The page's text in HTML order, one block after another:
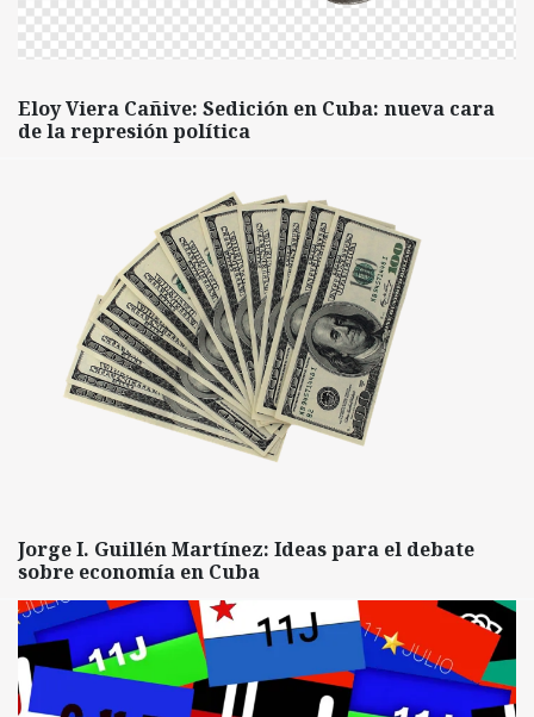
Eloy Viera Cañive: Sedición en Cuba: nueva cara
de la represión política
Jorge I. Guillén Martínez: Ideas para el debate
sobre economía en Cuba